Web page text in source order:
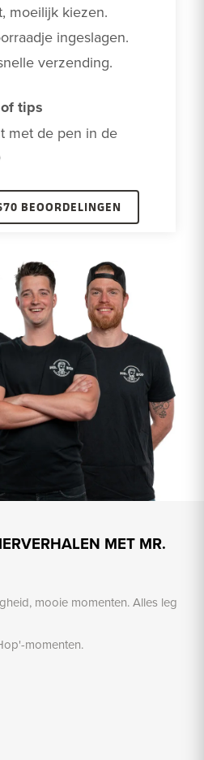
moeilijk kiezen.
ingeslagen.
verzending.
tips
met de pen in de
BEOORDELINGEN
MET MR.
mooie momenten. Alles leg
momenten.